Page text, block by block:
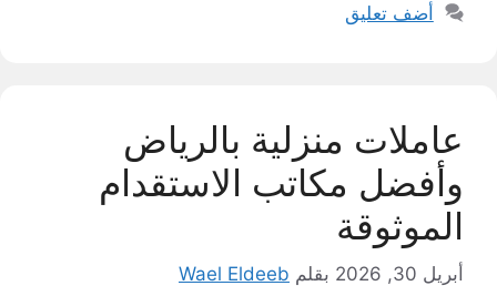
أضف تعليق
عاملات منزلية بالرياض
وأفضل مكاتب الاستقدام
الموثوقة
أبريل 30, 2026 بقلم Wael Eldeeb